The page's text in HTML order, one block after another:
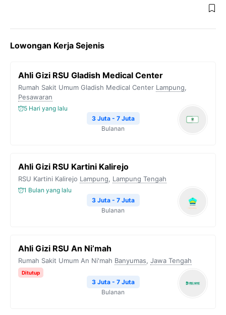
Lowongan Kerja Sejenis
Ahli Gizi RSU Gladish Medical Center
Rumah Sakit Umum Gladish Medical Center Lampung,
Pesawaran
5 Hari yang lalu
3 Juta - 7 Juta
Bulanan
Ahli Gizi RSU Kartini Kalirejo
RSU Kartini Kalirejo Lampung, Lampung Tengah
1 Bulan yang lalu
3 Juta - 7 Juta
Bulanan
Ahli Gizi RSU An Ni’mah
Rumah Sakit Umum An Ni'mah Banyumas, Jawa Tengah
Ditutup
3 Juta - 7 Juta
Bulanan